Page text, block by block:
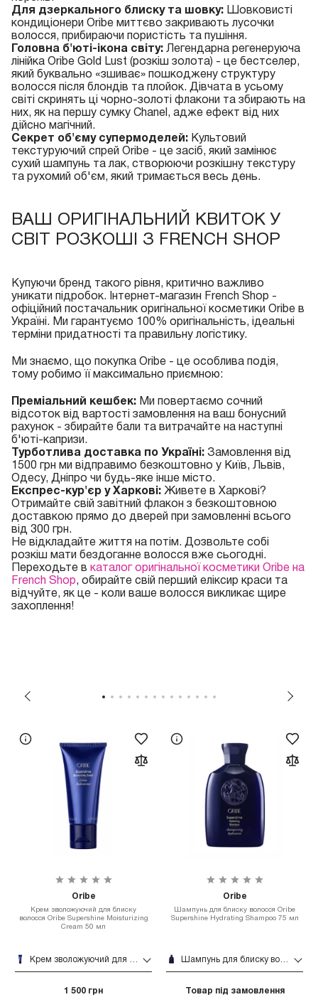
Для дзеркального блиску та шовку: Шовковисті
кондиціонери Oribe миттєво закривають лусочки
волосся, прибираючи пористість та пушіння.
Головна б'юті-ікона світу: Легендарна регенеруюча
лінійка Oribe Gold Lust (розкіш золота) - це бестселер,
який буквально «зшиває» пошкоджену структуру
волосся після блондів та плойок. Дівчата в усьому
світі скринять ці чорно-золоті флакони та збирають на
них, як на першу сумку Chanel, адже ефект від них
дійсно магічний.
Секрет об'єму супермоделей: Культовий
текстуруючий спрей Oribe - це засіб, який замінює
сухий шампунь та лак, створюючи розкішну текстуру
та рухомий об'єм, який тримається весь день.
ВАШ ОРИГІНАЛЬНИЙ КВИТОК У
СВІТ РОЗКОШІ З FRENCH SHOP
Купуючи бренд такого рівня, критично важливо
уникати підробок. Інтернет-магазин French Shop -
офіційний постачальник оригінальної косметики Oribe в
Україні. Ми гарантуємо 100% оригінальність, ідеальні
терміни придатності та правильну логістику.
Ми знаємо, що покупка Oribe - це особлива подія,
тому робимо її максимально приємною:
Преміальний кешбек: Ми повертаємо сочний
відсоток від вартості замовлення на ваш бонусний
рахунок - збирайте бали та витрачайте на наступні
б'юті-капризи.
Турботлива доставка по Україні: Замовлення від
1500 грн ми відправимо безкоштовно у Київ, Львів,
Одесу, Дніпро чи будь-яке інше місто.
Експрес-кур'єр у Харкові: Живете в Харкові?
Отримайте свій завітний флакон з безкоштовною
доставкою прямо до дверей при замовленні всього
від 300 грн.
Не відкладайте життя на потім. Дозвольте собі
розкіш мати бездоганне волосся вже сьогодні.
Переходьте в каталог оригінальної косметики Oribe на
French Shop, обирайте свій перший еліксир краси та
відчуйте, як це - коли ваше волосся викликає щире
захоплення!
Oribe
Крем зволожуючий для блиску
волосся Oribe Supershine Moisturizing
Cream 50 мл
1 500 грн
Oribe
Шампунь для блиску волосся Oribe
Supershine Hydrating Shampoo 75 мл
Товар під замовлення